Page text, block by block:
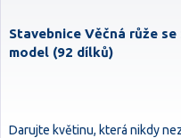
Stavebnice Věčná růže
model (92 dílků)
Darujte květinu, která nikdy